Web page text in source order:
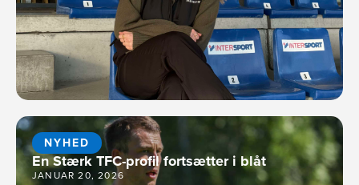
NYHED
En Stærk TFC-profil fortsætter i blåt
JANUAR 20, 2026